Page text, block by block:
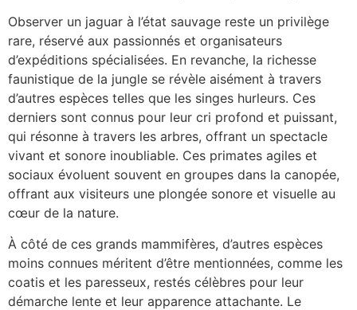
Observer un jaguar à l’état sauvage reste un privilège
rare, réservé aux passionnés et organisateurs
d’expéditions spécialisées. En revanche, la richesse
faunistique de la jungle se révèle aisément à travers
d’autres espèces telles que les singes hurleurs. Ces
derniers sont connus pour leur cri profond et puissant,
qui résonne à travers les arbres, offrant un spectacle
vivant et sonore inoubliable. Ces primates agiles et
sociaux évoluent souvent en groupes dans la canopée,
offrant aux visiteurs une plongée sonore et visuelle au
cœur de la nature.
À côté de ces grands mammifères, d’autres espèces
moins connues méritent d’être mentionnées, comme les
coatis et les paresseux, restés célèbres pour leur
démarche lente et leur apparence attachante. Le